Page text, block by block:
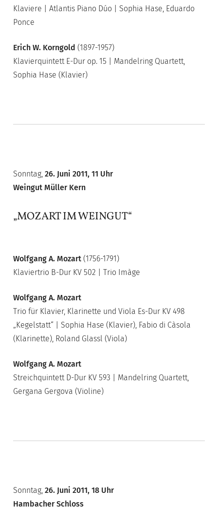
Klaviere | Atlantis Piano Dúo | Sophia Hase, Eduardo
Ponce
Erich W. Korngold (1897-1957)
Klavierquintett E-Dur op. 15 | Mandelring Quartett,
Sophia Hase (Klavier)
Sonntag,26. Juni 2011, 11 Uhr
Weingut Müller Kern
„MOZART IM WEINGUT“
Wolfgang A. Mozart(1756-1791)
Klaviertrio B-Dur KV 502 | Trio Imàge
Wolfgang A. Mozart
Trio für Klavier, Klarinette und Viola Es-Dur KV 498
„Kegelstatt“ | Sophia Hase (Klavier), Fabio di Càsola
(Klarinette), Roland Glassl (Viola)
Wolfgang A. Mozart
Streichquintett D-Dur KV 593 | Mandelring Quartett,
Gergana Gergova (Violine)
Sonntag,26. Juni 2011, 18 Uhr
Hambacher Schloss